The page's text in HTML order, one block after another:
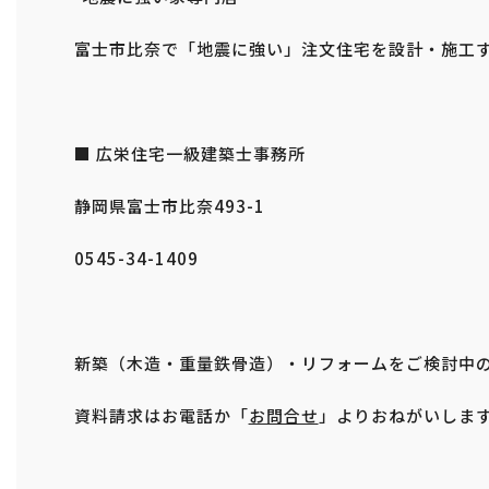
富士市比奈で「地震に強い」注文住宅を設計・施工
■ 広栄住宅一級建築士事務所
静岡県富士市比奈493-1
0545-34-1409
新築（木造・重量鉄骨造）・リフォームをご検討中
資料請求はお電話か「お問合せ 」よりおねがいしま